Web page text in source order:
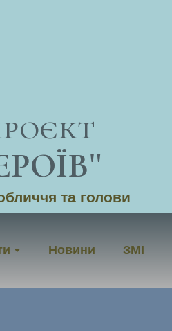
"
та голови
Новини ЗМІ